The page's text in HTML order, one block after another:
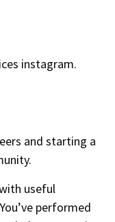
instagram.
and starting a
useful
performed